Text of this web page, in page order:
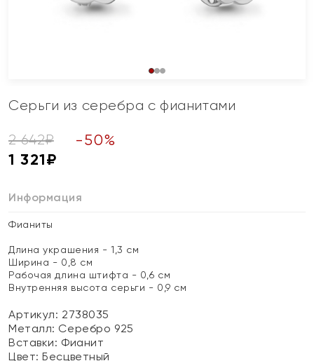
Серьги из серебра с фианитами
2 642₽ -50%
1 321₽
Информация
Фианиты
Длина украшения - 1,3 см
Ширина - 0,8 см
Рабочая длина штифта - 0,6 см
Внутренняя высота серьги - 0,9 см
Артикул: 2738035
Металл: Серебро 925
Вставки: Фианит
Цвет:Бесцветный